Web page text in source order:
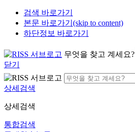
검색 바로가기
본문 바로가기(skip to content)
하단정보 바로가기
무엇을 찾고 계세요?
닫기
상세검색
상세검색
통합검색